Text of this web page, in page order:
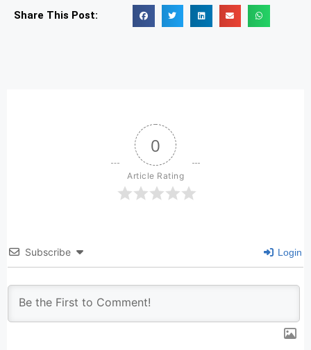
Share This Post:
0
Article Rating
Subscribe Login